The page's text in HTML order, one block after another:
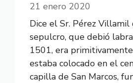
21 enero 2020
Dice el Sr. Pérez
sepulcro, que debió
1501, era
estaba colocado en el
capilla de San Marcos,